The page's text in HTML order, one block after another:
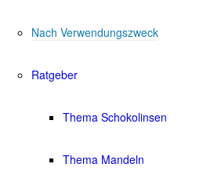
Nach Verwendungszweck
Ratgeber
Thema Schokolinsen
Thema Mandeln